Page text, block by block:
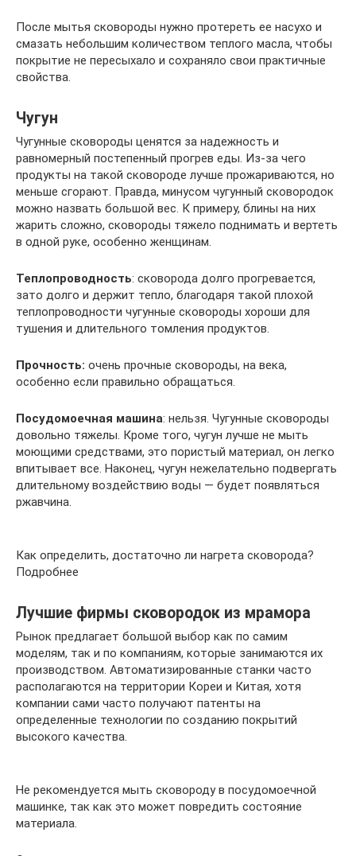
После мытья сковороды нужно протереть ее насухо и
смазать небольшим количеством теплого масла, чтобы
покрытие не пересыхало и сохраняло свои практичные
свойства.
Чугун
Чугунные сковороды ценятся за надежность и
равномерный постепенный прогрев еды. Из-за чего
продукты на такой сковороде лучше прожариваются, но
меньше сгорают. Правда, минусом чугунный сковородок
можно назвать большой вес. К примеру, блины на них
жарить сложно, сковороды тяжело поднимать и вертеть
в одной руке, особенно женщинам.
Теплопроводность: сковорода долго прогревается,
зато долго и держит тепло, благодаря такой плохой
теплопроводности чугунные сковороды хороши для
тушения и длительного томления продуктов.
Прочность: очень прочные сковороды, на века,
особенно если правильно обращаться.
Посудомоечная машина: нельзя. Чугунные сковороды
довольно тяжелы. Кроме того, чугун лучше не мыть
моющими средствами, это пористый материал, он легко
впитывает все. Наконец, чугун нежелательно подвергать
длительному воздействию воды — будет появляться
ржавчина.
Как определить, достаточно ли нагрета сковорода?
Подробнее
Лучшие фирмы сковородок из мрамора
Рынок предлагает большой выбор как по самим
моделям, так и по компаниям, которые занимаются их
производством. Автоматизированные станки часто
располагаются на территории Кореи и Китая, хотя
компании сами часто получают патенты на
определенные технологии по созданию покрытий
высокого качества.
Не рекомендуется мыть сковороду в посудомоечной
машинке, так как это может повредить состояние
материала.